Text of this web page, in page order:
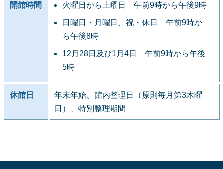
開館時間 火曜日から土曜日 午前9時から午後9時
日曜日・月曜日、祝・休日 午前9時か
ら午後8時
12月28日及び1月4日 午前9時から午後
5時
休館日
年末年始、館内整理日（原則毎月第3木曜
日）、特別整理期間